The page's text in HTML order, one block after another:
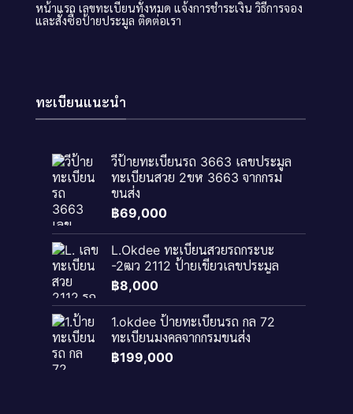
หน้าแรก เลขทะเบียนทั้งหมด แจ้งการชำระเงิน วิธีการจอง
และสั่งซื้อป้ายประมูล ติดต่อเรา
ทะเบียนแนะนำ
วีป้ายทะเบียนรถ 3663 เลขประมูล
ทะเบียนสวย 2ขห 3663 จากกรม
ขนส่ง
฿69,000
L.Okdee ทะเบียนสวยรถกระบะ
-2ฒว 2112 ป้ายเขียวเลขประมูล
฿8,000
1.okdee ป้ายทะเบียนรถ กล 72
ทะเบียนมงคลจากกรมขนส่ง
฿199,000